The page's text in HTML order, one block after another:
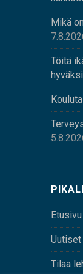
Mikä
Töitä
hyväksi
Etusivu
Uutiset
Tilaa